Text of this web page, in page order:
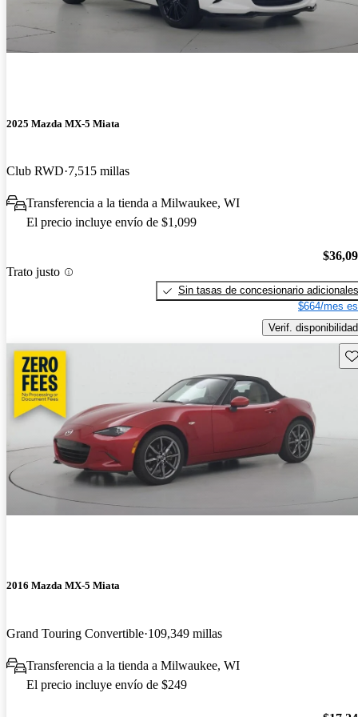
2025 Mazda MX-5 Miata
Club RWD 7,515 millas
Transferencia a la tienda a Milwaukee, WI
El precio incluye envío de $1,099
Trato justo
Sin tasas de concesionario adicionales
$664/mes
Verif. disponibilidad
2016 Mazda MX-5 Miata
Grand Touring Convertible 109,349 millas
Transferencia a la tienda a Milwaukee, WI
El precio incluye envío de $249